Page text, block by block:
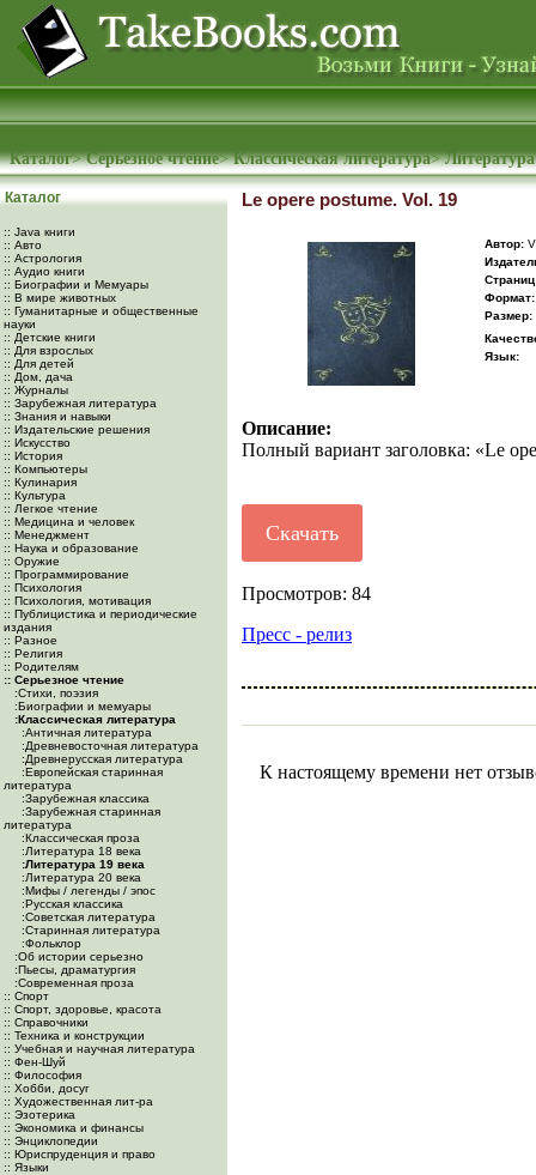
Каталог>Серьезное чтение>Классическая литература>
Каталог
:: Java книги
:: Авто
:: Астрология
:: Аудио книги
:: Биографии и Мемуары
:: В мире животных
:: Гуманитарные и общественные
науки
:: Детские книги
:: Для взрослых
:: Для детей
:: Дом, дача
:: Журналы
:: Зарубежная литература
:: Знания и навыки
:: Издательские решения
:: Искусство
:: История
:: Компьютеры
:: Кулинария
:: Культура
:: Легкое чтение
:: Медицина и человек
:: Менеджмент
:: Наука и образование
:: Оружие
:: Программирование
:: Психология
:: Психология, мотивация
:: Публицистика и периодические
издания
:: Разное
:: Религия
:: Родителям
:: Серьезное чтение
:Cтихи, поэзия
:Биографии и мемуары
:Классическая литература
:Античная литература
:Древневосточная литература
:Древнерусская литература
:Европейская старинная
литература
:Зарубежная классика
:Зарубежная старинная
литература
:Классическая проза
:Литература 18 века
:Литература 19 века
:Литература 20 века
:Мифы / легенды / эпос
:Русская классика
:Советская литература
:Старинная литература
:Фольклор
:Об истории серьезно
:Пьесы, драматургия
:Современная проза
:: Спорт
:: Спорт, здоровье, красота
:: Справочники
:: Техника и конструкции
:: Учебная и научная литература
:: Фен-Шуй
:: Философия
:: Хобби, досуг
:: Художественная лит-ра
:: Эзотерика
:: Экономика и финансы
:: Энциклопедии
:: Юриспруденция и право
:: Языки
Le opere postume. Vol. 19
Автор:
Формат:
Размер:
Язык:
Описание:
Полный вариант заголовка: «Le
Скачать
Просмотров: 84
Пресс - релиз
К настоящему времени нет